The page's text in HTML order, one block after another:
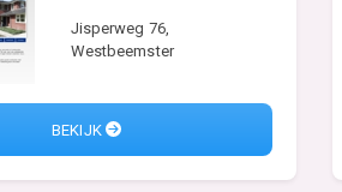
Jisperweg 76,
Westbeemster
BEKIJK